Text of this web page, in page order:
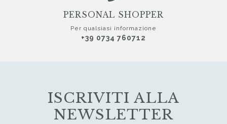
ISCRIVITI ALLA
NEWSLETTER
PERSONAL SHOPPER
Per qualsiasi informazione
+39 0734 760712